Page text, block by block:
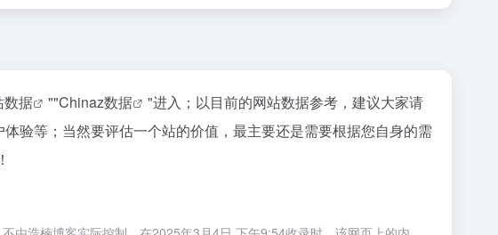
数据 ""Chinaz数据
"进入；以目前的网站数据参考，建议大家请
验等；当然要评估一个站的价值，最主要还是需要根据您自身的需